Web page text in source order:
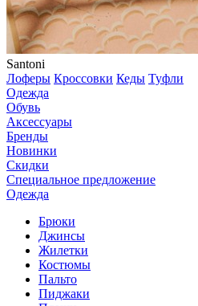
Santoni
Лоферы Кроссовки Кеды Туфли
Одежда
Обувь
Аксессуары
Бренды
Новинки
Скидки
Специальное предложение
Одежда
Брюки
Джинсы
Жилетки
Костюмы
Пальто
Пиджаки